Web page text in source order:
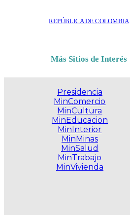
REPÚBLICA DE COLOMBIA
Más Sitios de Interés
Presidencia
MinComercio
MinCultura
MinEducacion
MinInterior
MinMinas
MinSalud
MinTrabajo
MinVivienda